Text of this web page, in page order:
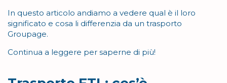
In questo articolo andiamo a vedere qual è il loro
significato e cosa li differenzia da un trasporto
Groupage.
Continua a leggere per saperne di più!